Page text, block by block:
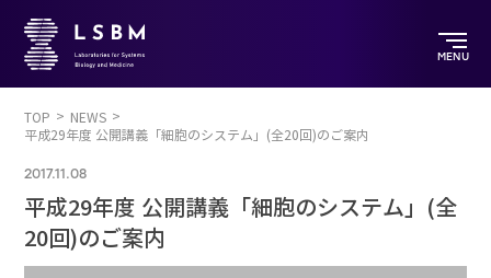
MENU
TOP
NEWS
平成29年度 公開講義「細胞のシステム」(全20回)のご案内
2017.11.08
平成29年度 公開講義「細胞のシステム」(全
20回)のご案内